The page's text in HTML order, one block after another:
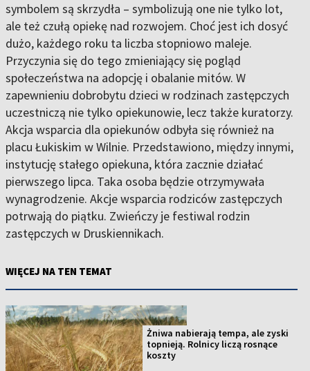
symbolem są skrzydła – symbolizują one nie tylko lot,
ale też czułą opiekę nad rozwojem. Choć jest ich dosyć
dużo, każdego roku ta liczba stopniowo maleje.
Przyczynia się do tego zmieniający się pogląd
społeczeństwa na adopcję i obalanie mitów. W
zapewnieniu dobrobytu dzieci w rodzinach zastępczych
uczestniczą nie tylko opiekunowie, lecz także kuratorzy.
Akcja wsparcia dla opiekunów odbyła się również na
placu Łukiskim w Wilnie. Przedstawiono, między innymi,
instytucję stałego opiekuna, która zacznie działać
pierwszego lipca. Taka osoba będzie otrzymywała
wynagrodzenie. Akcje wsparcia rodziców zastępczych
potrwają do piątku. Zwieńczy je festiwal rodzin
zastępczych w Druskiennikach.
WIĘCEJ NA TEN TEMAT
Żniwa nabierają tempa, ale zyski
topnieją. Rolnicy liczą rosnące
koszty